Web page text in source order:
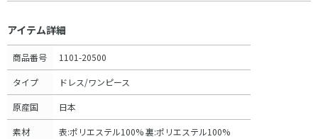
アイテム詳細
商品番号 1101-20500
タイプ ドレス/ワンピース
原産国 日本
素材 表:ポリエステル100% 裏:ポリエステル100%